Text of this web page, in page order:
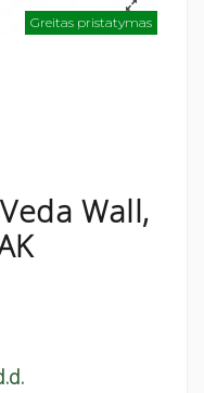
Greitas pristatymas
Wall,